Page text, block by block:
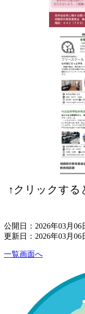
↑クリックする
公開日：2026年03月06
更新日：2026年03月06
一覧画面へ